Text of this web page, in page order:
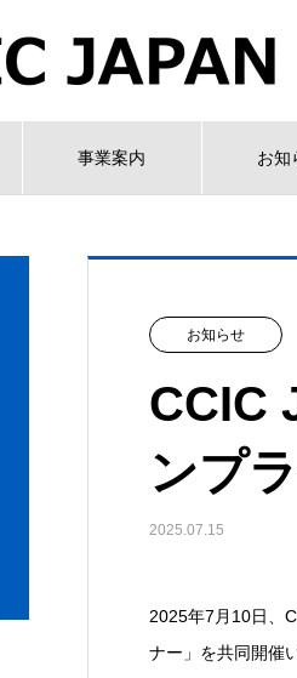
事業案内 お知
お知らせ
CCIC
ンプ
2025.07.15
2025年7月10日、
ナー」を共同開催